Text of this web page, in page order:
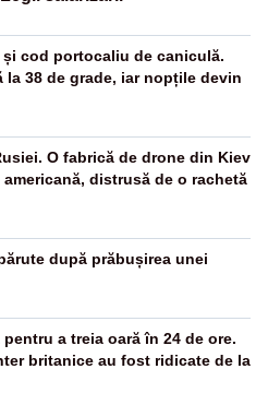
și cod portocaliu de caniculă.
la 38 de grade, iar nopțile devin
O fabrică de drone din Kiev
distrusă de o rachetă
după prăbușirea unei
a treia oară în 24 de ore.
britanice au fost ridicate de la